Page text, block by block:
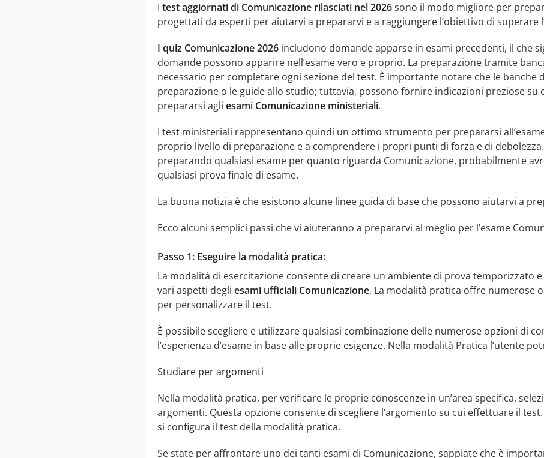
I test aggiornati di Comunicazione rilasciati nel 2026sono il modo migliore per
progettati da esperti per aiutarvi a prepararvi e a raggiungere l’obiettivo di superare
I quiz Comunicazione 2026includono domande apparse in esami precedenti, il che
domande possono apparire nell’esame vero e proprio. La preparazione tramite
necessario per completare ogni sezione del test. È importante notare che le
preparazione o le guide allo studio; tuttavia, possono fornire indicazioni preziose
prepararsi agli esami Comunicazione ministeriali.
I test ministeriali rappresentano quindi un ottimo strumento per prepararsi
proprio livello di preparazione e a comprendere i propri punti di forza e di
preparando qualsiasi esame per quanto riguarda Comunicazione, probabilmente
qualsiasi prova finale di esame.
La buona notizia è che esistono alcune linee guida di base che possono aiutarvi a
Ecco alcuni semplici passi che vi aiuteranno a prepararvi al meglio per l’esame
Passo 1: Eseguire la modalità pratica:
La modalità di esercitazione consente di creare un ambiente di prova temporizzato
vari aspetti degli esami ufficiali Comunicazione. La modalità pratica offre numerose
per personalizzare il test.
È possibile scegliere e utilizzare qualsiasi combinazione delle numerose opzioni di
l’esperienza d’esame in base alle proprie esigenze. Nella modalità Pratica l’utente
Studiare per argomenti
Nella modalità pratica, per verificare le proprie conoscenze in un’area specifica,
argomenti. Questa opzione consente di scegliere l’argomento su cui effettuare il
si configura il test della modalità pratica.
Se state per affrontare uno dei tanti esami di Comunicazione, sappiate che è